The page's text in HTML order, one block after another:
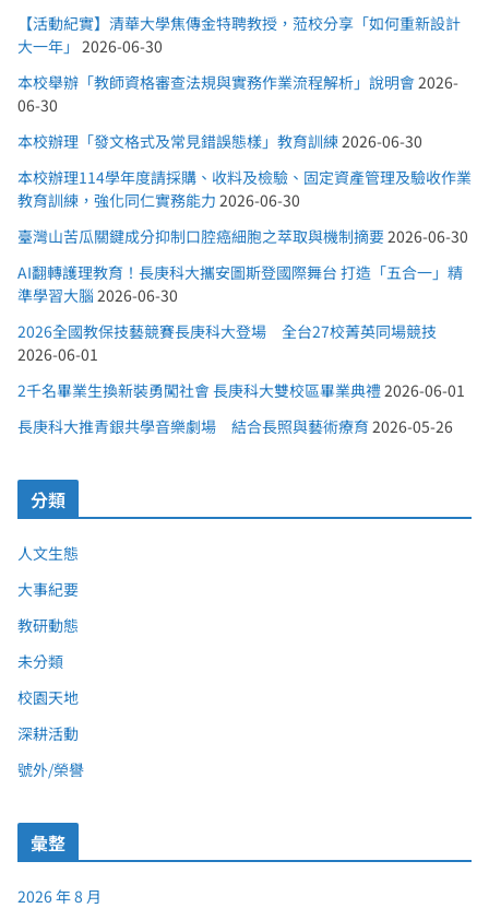
【活動紀實】清華大學焦傳金特聘教授，蒞校分享「如何重新設計
大一年」 2026-06-30
本校舉辦「教師資格審查法規與實務作業流程解析」說明會2026-
06-30
本校辦理「發文格式及常見錯誤態樣」教育訓練2026-06-30
本校辦理114學年度請採購、收料及檢驗、固定資產管理及驗收作業
教育訓練，強化同仁實務能力 2026-06-30
臺灣山苦瓜關鍵成分抑制口腔癌細胞之萃取與機制摘要2026-06-30
AI翻轉護理教育！長庚科大攜安圖斯登國際舞台 打造「五合一」精
準學習大腦 2026-06-30
2026全國教保技藝競賽長庚科大登場 全台27校菁英同場競技
2026-06-01
2千名畢業生換新裝勇闖社會 長庚科大雙校區畢業典禮2026-06-01
長庚科大推青銀共學音樂劇場 結合長照與藝術療育 2026-05-26
分類
人文生態
大事紀要
教研動態
未分類
校園天地
深耕活動
號外/榮譽
彙整
2026 年 8 月